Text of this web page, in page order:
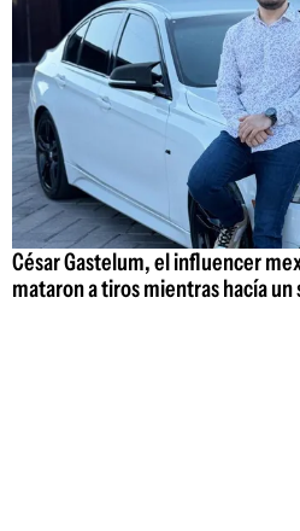
César Gastelum, el influencer
mataron a tiros mientras hacía